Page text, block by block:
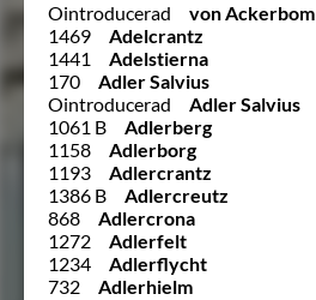
Ointroducerad
von Ackerbom
1469
Adelcrantz
1441
Adelstierna
170
Adler Salvius
Ointroducerad
Adler Salvius
1061 B
Adlerberg
1158
Adlerborg
1193
Adlercrantz
1386 B
Adlercreutz
868
Adlercrona
1272
Adlerfelt
1234
Adlerflycht
732
Adlerhielm